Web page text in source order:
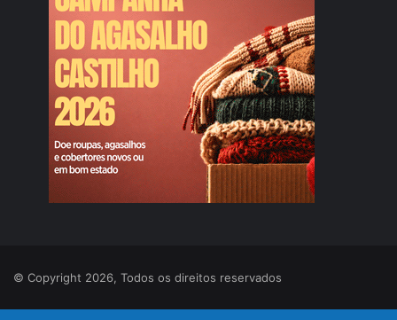
© Copyright 2026, Todos os direitos reservados